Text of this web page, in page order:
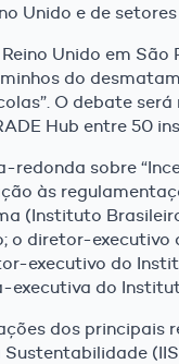
Unido e de
Unido em
do
O debate
Hub entre 50
redonda sobre
às
(Instituto
o diretor-executivo
executivo do
executiva do
dos principais